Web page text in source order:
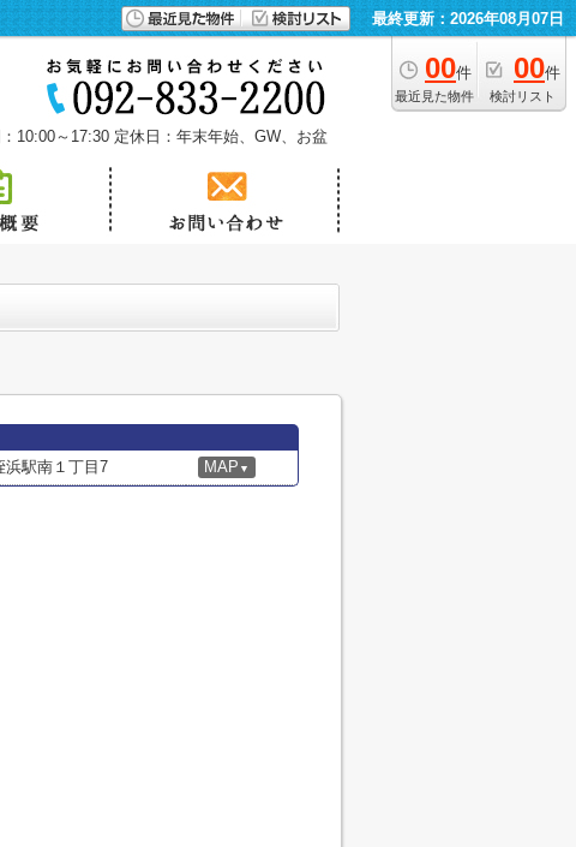
最終更新：2026年08月07日
00件
最近見た物件
00件
検討リスト
10:00～17:30 定休日：年末年始、GW、お盆
浜駅南１丁目7 MAP ▼